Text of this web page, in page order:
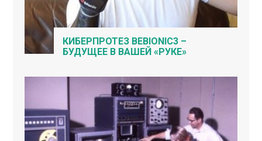
КИБЕРПРОТЕЗ BEBIONIC3 –
БУДУЩЕЕ В ВАШЕЙ «РУКЕ»